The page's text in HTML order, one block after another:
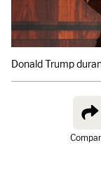
Donald Trump